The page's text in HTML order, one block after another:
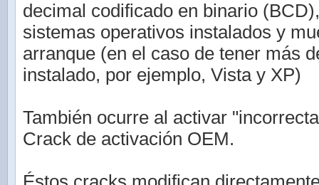
decimal codificado en binario
sistemas operativos instalados y
arranque (en el caso de tener más
instalado, por ejemplo, Vista y XP)
También ocurre al activar
Crack de activación OEM.